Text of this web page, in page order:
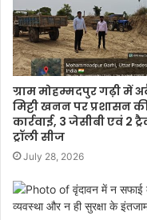
ग्राम मोहम्मदपुर गढ़ी में
मिट्टी खनन पर प्रशासन
कार्रवाई, 3 जेसीबी एवं 2
ट्रॉली सीज
July 28, 2026